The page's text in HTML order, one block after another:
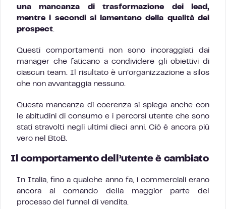
una mancanza di trasformazione dei lead,
mentre i secondi si lamentano della qualità dei
prospect.
Questi comportamenti non sono incoraggiati dai
manager che faticano a condividere gli obiettivi di
ciascun team. Il risultato è un’organizzazione a silos
che non avvantaggia nessuno.
Questa mancanza di coerenza si spiega anche con
le abitudini di consumo e i percorsi utente che sono
stati stravolti negli ultimi dieci anni. Ciò è ancora più
vero nel BtoB.
Il comportamento dell’utente è cambiato
In Italia, fino a qualche anno fa, i commerciali erano
ancora al comando della maggior parte del
processo del funnel di vendita.